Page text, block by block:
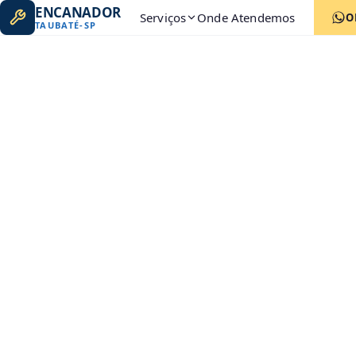
ENCANADOR
TAUBATÉ-SP Serviços Onde Atendemos